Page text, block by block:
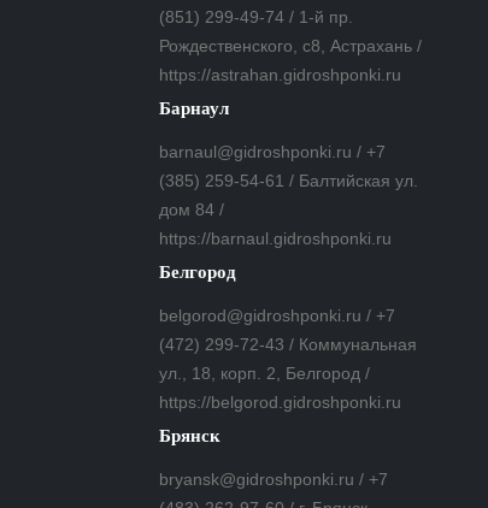
(851) 299-49-74 / 1-й пр.
Рождественского, с8, Астрахань /
https://astrahan.gidroshponki.ru
Барнаул
barnaul@gidroshponki.ru / +7
(385) 259-54-61 / Балтийская ул.
дом 84 /
https://barnaul.gidroshponki.ru
Белгород
belgorod@gidroshponki.ru / +7
(472) 299-72-43 / Коммунальная
ул., 18, корп. 2, Белгород /
https://belgorod.gidroshponki.ru
Брянск
bryansk@gidroshponki.ru / +7